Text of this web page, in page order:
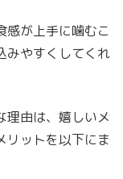
感が上手に噛むこ
みやすくしてくれ
理由は、嬉しいメ
リットを以下にま